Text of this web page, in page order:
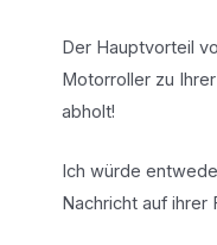
Der Hauptvorteil
Motorroller zu
abholt!
Ich würde
Nachricht auf